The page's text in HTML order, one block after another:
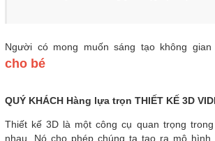
Người có mong muốn sáng tạo không gian
cho bé
QUÝ KHÁCH Hàng lựa trọn THIẾT KẾ 3D
Thiết kế 3D là một công cụ quan trọng
nhau. Nó cho phép chúng ta tạo ra mô